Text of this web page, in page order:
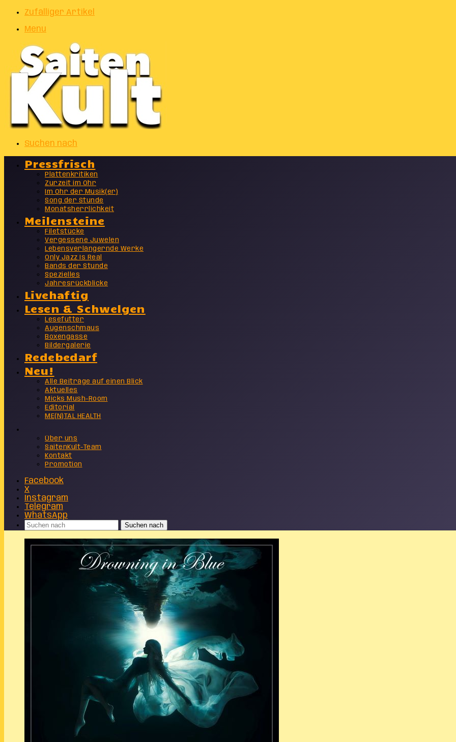
Zufälliger Artikel
Menu
Suchen nach
Pressfrisch
Plattenkritiken
Zurzeit im Ohr
Im Ohr der Musik(er)
Song der Stunde
Monatsherrlichkeit
Meilensteine
Filetstücke
Vergessene Juwelen
Lebensverlängernde Werke
Only Jazz Is Real
Bands der Stunde
Spezielles
Jahresrückblicke
Livehaftig
Lesen & Schwelgen
Lesefutter
Augenschmaus
Boxengasse
Bildergalerie
Redebedarf
Neu!
Alle Beiträge auf einen Blick
Aktuelles
Micks Mush-Room
Editorial
ME(N)TAL HEALTH
Über uns
SaitenKult-Team
Kontakt
Promotion
Facebook
X
Instagram
Telegram
WhatsApp
Suchen nach